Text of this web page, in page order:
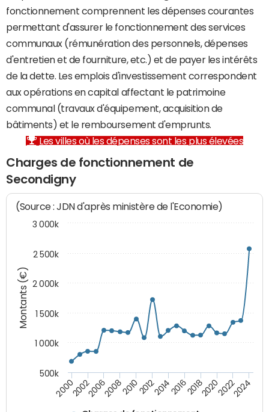
fonctionnement comprennent les dépenses courantes
permettant d'assurer le fonctionnement des services
communaux (rémunération des personnels, dépenses
d'entretien et de fourniture, etc.) et de payer les intérêts
de la dette. Les emplois d'investissement correspondent
aux opérations en capital affectant le patrimoine
communal (travaux d'équipement, acquisition de
bâtiments) et le remboursement d'emprunts.
Les villes où les dépenses sont les plus élevées
Charges de fonctionnement de
Secondigny
Montants (€)
(Source : JDN d'après ministère de l'Economie)
200020022006200820102012201420162018202020222024
500k
1 000k
1 500k
2 000k
2 500k
3 000k